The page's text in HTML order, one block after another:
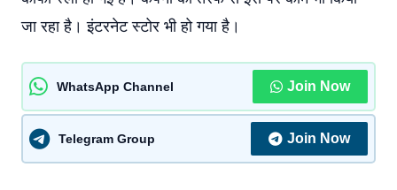
जा रहा है। इंटरनेट स्टोर भी हो गया है।
WhatsApp Channel Join Now
Telegram Group Join Now